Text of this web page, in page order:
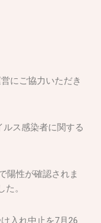
にご協力いただき
ス感染者に関する
陽性が確認されま
。
入れ中止を7月26